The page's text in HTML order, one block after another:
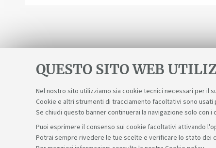
QUESTO SITO WEB
Nel nostro sito utilizziamo sia cookie tecnici necessari per il
Cookie e altri strumenti di tracciamento facoltativi sono
Se chiudi questo banner continuerai la navigazione solo con i
Puoi esprimere il consenso sui cookie facoltativi attivando
Potrai sempre rivedere le tue scelte e verificare lo stato dei